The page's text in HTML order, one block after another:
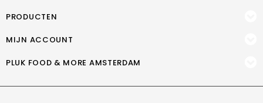
PRODUCTEN
MIJN ACCOUNT
PLUK FOOD & MORE AMSTERDAM